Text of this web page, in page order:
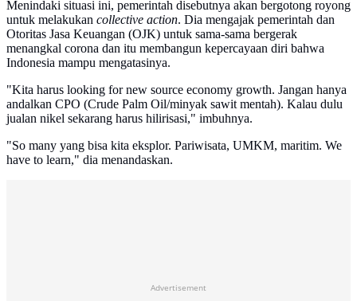
Menindaki situasi ini, pemerintah disebutnya akan bergotong royong
untuk melakukan collective action. Dia mengajak pemerintah dan
Otoritas Jasa Keuangan (OJK) untuk sama-sama bergerak
menangkal corona dan itu membangun kepercayaan diri bahwa
Indonesia mampu mengatasinya.
"Kita harus looking for new source economy growth. Jangan hanya
andalkan CPO (Crude Palm Oil/minyak sawit mentah). Kalau dulu
jualan nikel sekarang harus hilirisasi," imbuhnya.
"So many yang bisa kita eksplor. Pariwisata, UMKM, maritim. We
have to learn," dia menandaskan.
Advertisement